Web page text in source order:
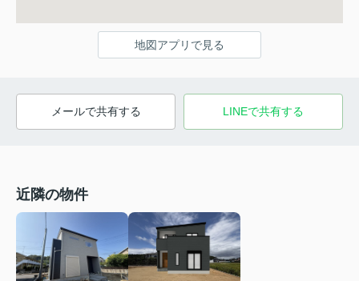
地図アプリで見る
メールで共有する LINEで共有する
近隣の物件